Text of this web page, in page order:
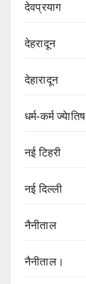
देवप्रयाग
देहरादून
देहारादून
धर्म-कर्म ज्येातिष
नई टिहरी
नई दिल्ली
नैनीताल
नैनीताल।